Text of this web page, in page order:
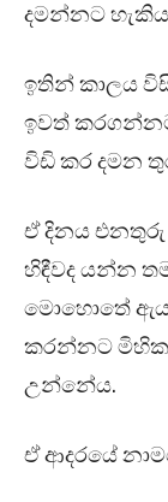
දමන්නට
ඉතින් කාලය
ඉවත්
විඩි කර දමන
ඒ දිනය එනතුරු
හිඳීවද යන්න
මොහොතේ ඇය
කරන්නට
උන්නේය.
ඒ ආදරයේ